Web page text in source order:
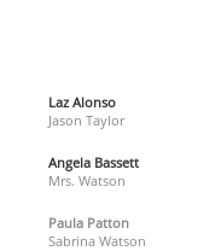
Laz Alonso
Jason Taylor
Angela Bassett
Mrs. Watson
Paula Patton
Sabrina Watson